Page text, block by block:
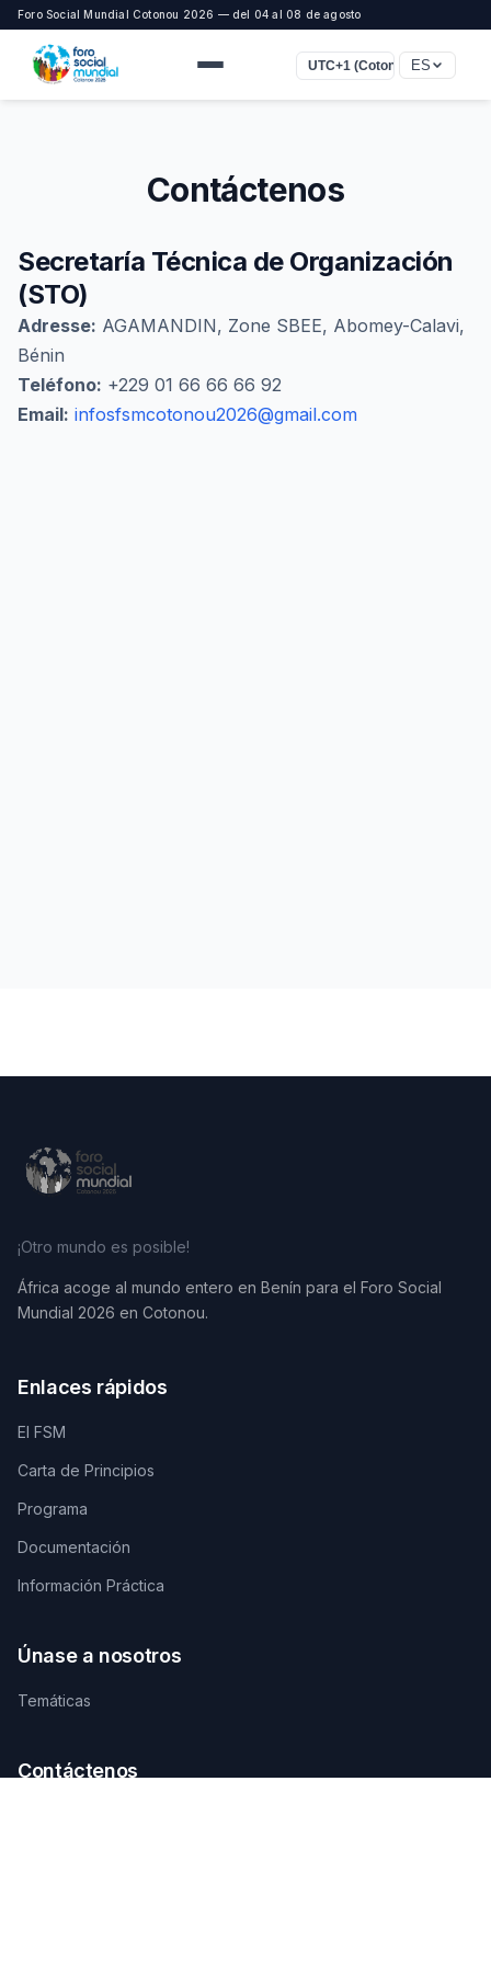
Foro Social Mundial Cotonou 2026 — del 04 al 08 de agosto
UTC+1 (Cotonou, Lagos,
ES
Contáctenos
Secretaría Técnica de Organización
(STO)
Adresse: AGAMANDIN, Zone SBEE, Abomey-Calavi,
Bénin
Teléfono: +229 01 66 66 66 92
Email: infosfsmcotonou2026@gmail.com
¡Otro mundo es posible!
África acoge al mundo entero en Benín para el Foro Social
Mundial 2026 en Cotonou.
Enlaces rápidos
El FSM
Carta de Principios
Programa
Documentación
Información Práctica
Únase a nosotros
Temáticas
Contáctenos